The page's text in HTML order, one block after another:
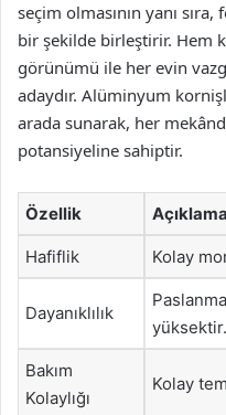
seçim olmasının yanı
bir şekilde birleştirir. Hem
görünümü ile her evin
adaydır. Alüminyum
arada sunarak, her
potansiyeline sahiptir.
Özellik Açıklama
Hafiflik Kolay
Dayanıklılık
yüksektir.
Bakım
Kolaylığı
Kolay